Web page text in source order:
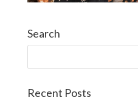
Search
Recent Posts